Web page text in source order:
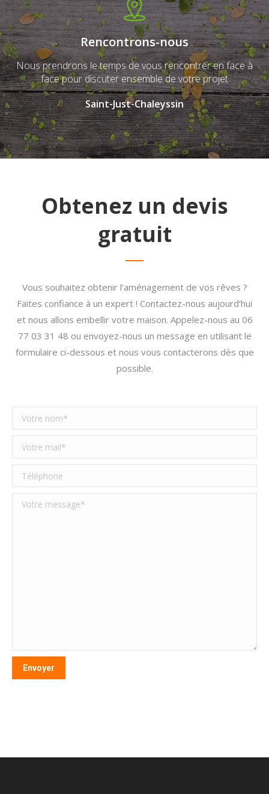
Rencontrons-nous
Nous prendrons le temps de vous rencontrer en face à
face pour discuter ensemble de votre projet
Saint-Just-Chaleyssin
Obtenez un devis
gratuit
Vous souhaitez obtenir l’aménagement de vos rêves ?
Faites confiance à un expert ! Contactez-nous aujourd’hui
et nous allons embellir votre maison. Appelez-nous au 06
77 03 31 48 ou envoyez-nous un message en utilisant le
formulaire ci-dessous et nous vous contacterons dès que
possible.